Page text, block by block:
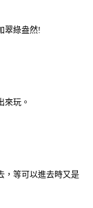
翠綠盎然!
來玩。
，等可以進去時又是